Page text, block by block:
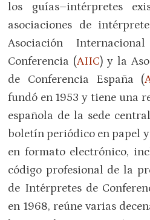
los guías–intérpretes
asociaciones de
Asociación
Conferencia (AIIC) y la
de Conferencia España (
fundó en 1953 y tiene una
española de la sede
boletín periódico en papel
en formato electrónico,
código profesional de la
de Intérpretes de
en 1968, reúne varias